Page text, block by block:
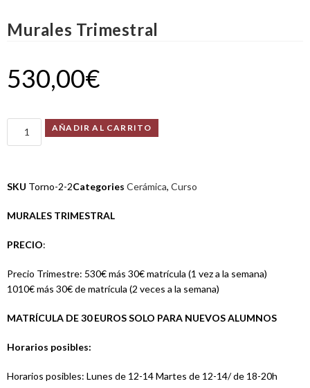
Murales Trimestral
530,00€
AÑADIR AL CARRITO
SKU Torno-2-2Categories Cerámica, Curso
MURALES TRIMESTRAL
PRECIO:
Precio Trimestre: 530€ más 30€ matrícula (1 vez a la semana)
1010€ más 30€ de matrícula (2 veces a la semana)
MATRÍCULA DE 30 EUROS SOLO PARA NUEVOS ALUMNOS
Horarios posibles:
Horarios posibles: Lunes de 12-14 Martes de 12-14/ de 18-20h